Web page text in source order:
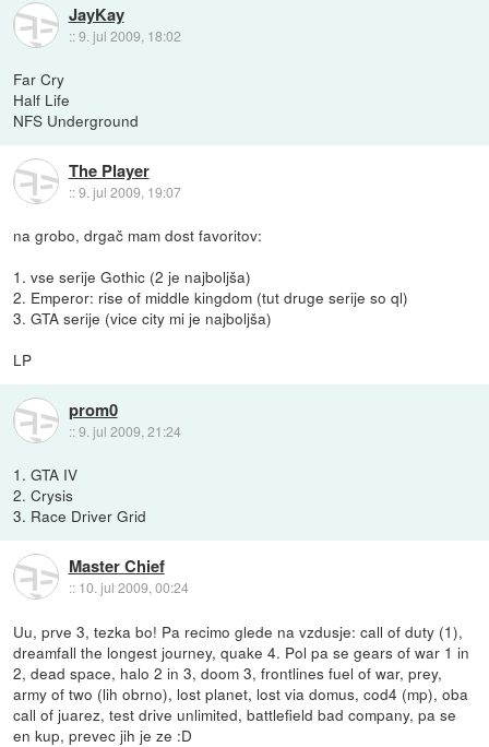
JayKay
::9. jul 2009, 18:02
Far Cry
Half Life
NFS Underground
The Player
::9. jul 2009, 19:07
na grobo, drgač mam dost favoritov:
1. vse serije Gothic (2 je najboljša)
2. Emperor: rise of middle kingdom (tut druge serije so ql)
3. GTA serije (vice city mi je najboljša)
LP
prom0
::9. jul 2009, 21:24
1. GTA IV
2. Crysis
3. Race Driver Grid
Master Chief
:: 10. jul 2009, 00:24
Uu, prve 3, tezka bo! Pa recimo glede na vzdusje: call of duty (1),
dreamfall the longest journey, quake 4. Pol pa se gears of war 1 in
2, dead space, halo 2 in 3, doom 3, frontlines fuel of war, prey,
army of two (lih obrno), lost planet, lost via domus, cod4 (mp), oba
call of juarez, test drive unlimited, battlefield bad company, pa se
en kup, prevec jih je ze :D